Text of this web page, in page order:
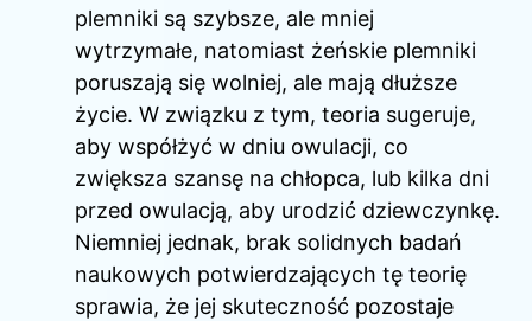
plemniki są szybsze, ale mniej
wytrzymałe, natomiast żeńskie plemniki
poruszają się wolniej, ale mają dłuższe
życie. W związku z tym, teoria sugeruje,
aby współżyć w dniu owulacji, co
zwiększa szansę na chłopca, lub kilka dni
przed owulacją, aby urodzić dziewczynkę.
Niemniej jednak, brak solidnych badań
naukowych potwierdzających tę teorię
sprawia, że jej skuteczność pozostaje